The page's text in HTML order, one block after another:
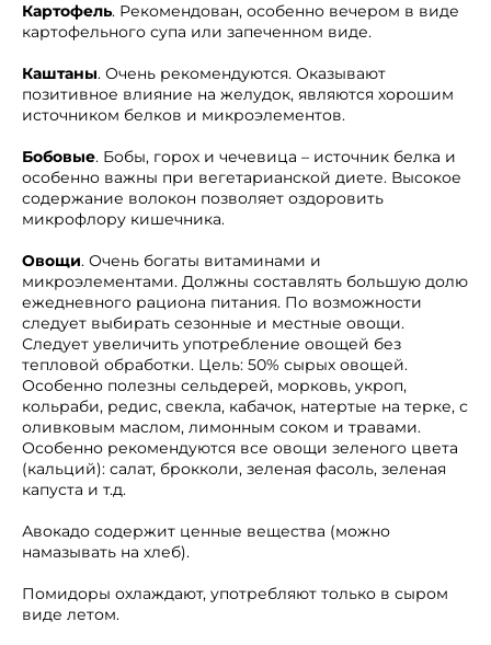
Картофель. Рекомендован, особенно вечером в виде
картофельного супа или запеченном виде.
Каштаны. Очень рекомендуются. Оказывают
позитивное влияние на желудок, являются хорошим
источником белков и микроэлементов.
Бобовые. Бобы, горох и чечевица – источник белка и
особенно важны при вегетарианской диете. Высокое
содержание волокон позволяет оздоровить
микрофлору кишечника.
Овощи. Очень богаты витаминами и
микроэлементами. Должны составлять большую долю
ежедневного рациона питания. По возможности
следует выбирать сезонные и местные овощи.
Следует увеличить употребление овощей без
тепловой обработки. Цель: 50% сырых овощей.
Особенно полезны сельдерей, морковь, укроп,
кольраби, редис, свекла, кабачок, натертые на терке, с
оливковым маслом, лимонным соком и травами.
Особенно рекомендуются все овощи зеленого цвета
(кальций): салат, брокколи, зеленая фасоль, зеленая
капуста и т.д.
Авокадо содержит ценные вещества (можно
намазывать на хлеб).
Помидоры охлаждают, употребляют только в сыром
виде летом.